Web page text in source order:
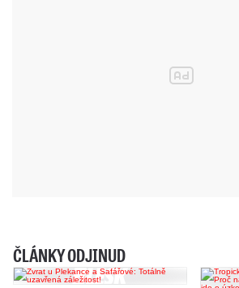
ČLÁNKY ODJINUD